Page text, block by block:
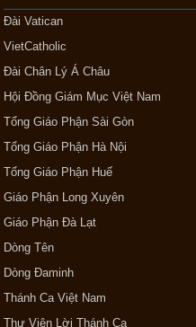
Đài Vatican
VietCatholic
Đài Chân Lý Á Châu
Hội Đồng Giám Mục Việt Nam
Tổng Giáo Phận Sài Gòn
Tổng Giáo Phận Hà Nội
Tổng Giáo Phận Huế
Giáo Phận Long Xuyên
Giáo Phận Đà Lạt
Dòng Tên
Dòng Đaminh
Thánh Ca Việt Nam
Thư Viện Lời Thánh Ca